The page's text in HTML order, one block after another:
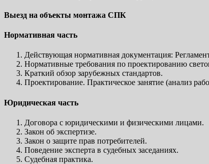
Выезд на объекты монтажа СПК
Нормативная часть
Действующая нормативная документация:
Нормативные требования по проектированию
Краткий обзор зарубежных стандартов.
Проектирование. Практическое занятие (анализ
Юридическая часть
Договора с юридическими и физическими лицами.
Закон об экспертизе.
Закон о защите прав потребителей.
Поведение эксперта в судебных заседаниях.
Судебная практика.